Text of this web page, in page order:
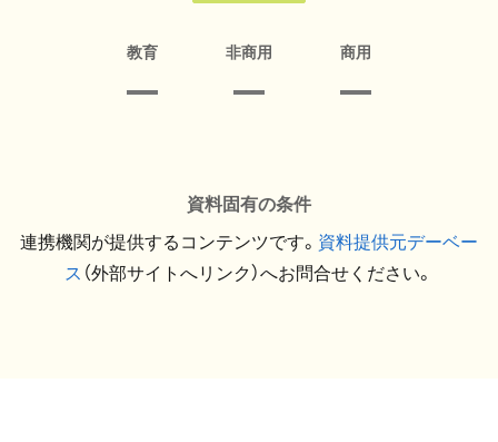
教育 非商用 商用
資料固有の条件
連携機関が提供するコンテンツです。 資料提供元デーベー
ス （外部サイトへリンク）へお問合せください。